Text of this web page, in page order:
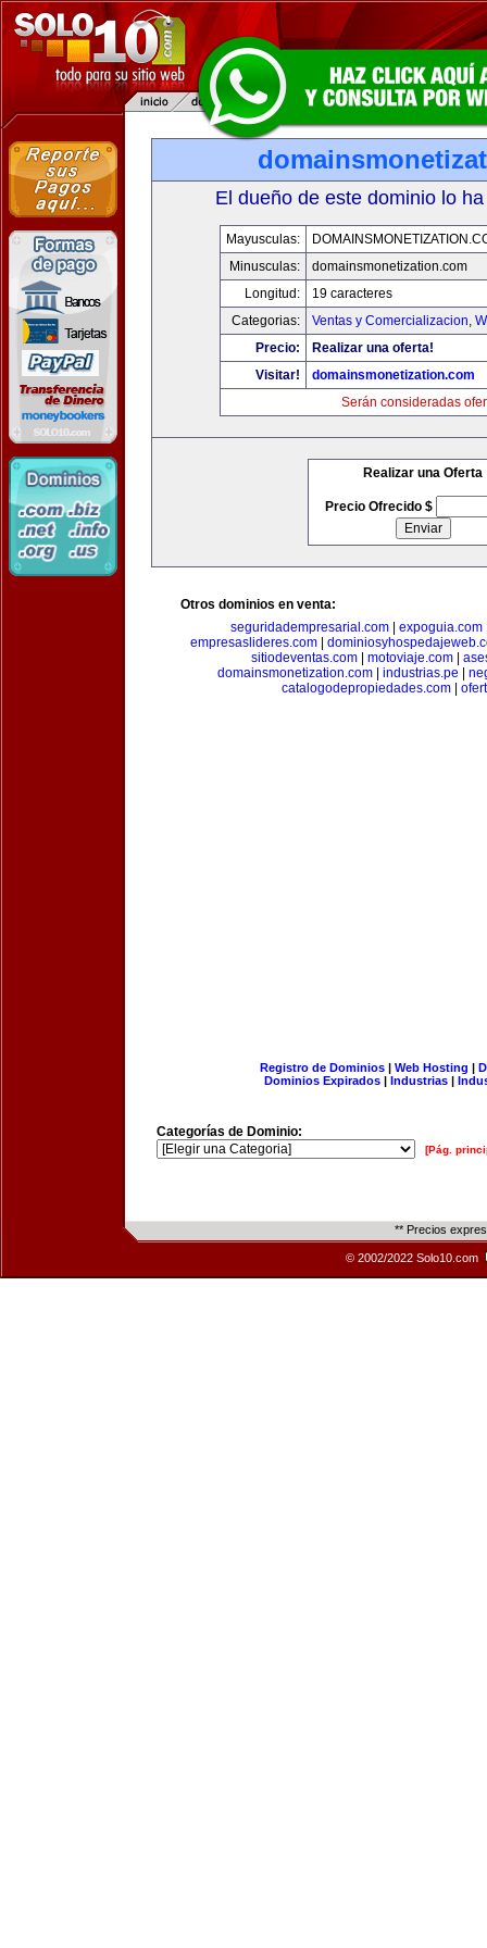
El dueño de este dominio lo
Mayusculas:
Minusculas:
domainsmonetization.com
Longitud:
19 caracteres
Categorias:
Ventas y Comercializacion,
Precio:
Realizar una oferta!
Visitar!
domainsmonetization.com
Serán consideradas
Realizar una Oferta
Precio Ofrecido $
Otros dominios en venta:
seguridadempresarial.com
expoguia.com
empresaslideres.com|
sitiodeventas.com
motoviaje.com
domainsmonetization.com| industrias.pe
catalogodepropiedades.com
Registro de Dominios| Web Hosting |
Dominios Expirados | Industrias |
Categorías de Dominio:
[Pág.
** Precios
© 2002/2022 Solo10.com